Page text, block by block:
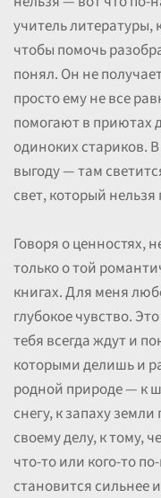
учитель литературы,
чтобы помочь
понял. Он не
просто ему не все
помогают в
одиноких стариков.
выгоду — там
свет, который нельзя
Говоря о ценностях,
только о той
книгах. Для меня
глубокое чувство.
тебя всегда ждут и
которыми делишь и
родной природе — к
снегу, к запаху
своему делу, к тому,
что-то или кого-то
становится сильнее